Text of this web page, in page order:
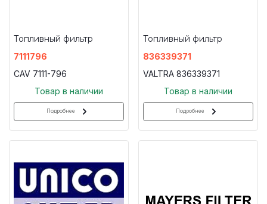
Топливный фильтр
7111796
CAV 7111-796
Товар в наличии
Подробнее
Топливный фильтр
836339371
VALTRA 836339371
Товар в наличии
Подробнее